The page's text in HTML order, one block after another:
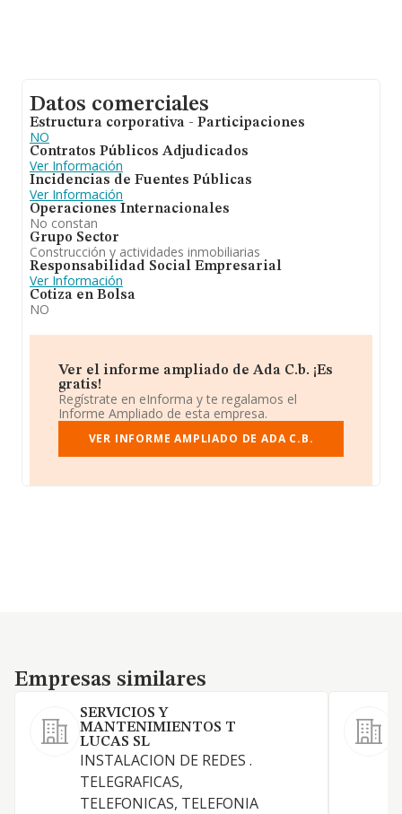
Datos comerciales
Estructura corporativa - Participaciones
NO
Contratos Públicos Adjudicados
Ver Información
Incidencias de Fuentes Públicas
Ver Información
Operaciones Internacionales
No constan
Grupo Sector
Construcción y actividades inmobiliarias
Responsabilidad Social Empresarial
Ver Información
Cotiza en Bolsa
NO
Ver el informe ampliado de Ada C.b. ¡Es
gratis!
Regístrate en eInforma y te regalamos el
Informe Ampliado de esta empresa.
VER INFORME AMPLIADO DE ADA C.B.
Empresas similares
Empresas similares
SERVICIOS Y
MANTENIMIENTOS T
LUCAS SL
INSTALACION DE REDES .
TELEGRAFICAS,
TELEFONICAS, TELEFONIA